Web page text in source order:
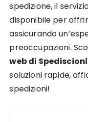
spedizione, il
disponibile per
assicurando
preoccupazioni.
web di
soluzioni rapide,
spedizioni!